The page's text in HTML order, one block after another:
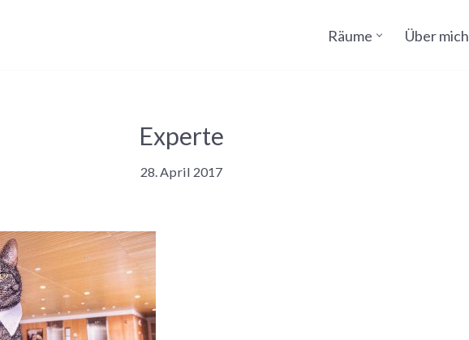
Räume Über mich
Experte
28. April 2017